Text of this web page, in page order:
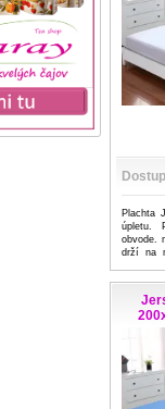
Plachta
úpletu.
obvode.
drží na